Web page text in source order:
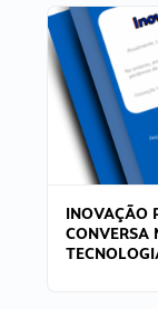
INOVAÇÃO
CONVERSA